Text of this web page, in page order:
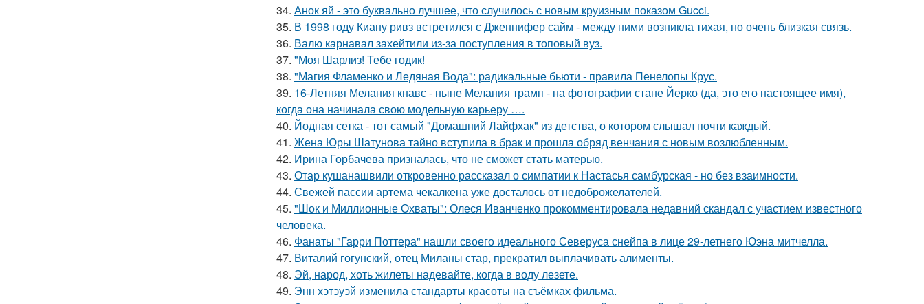
34. Анок яй - это буквально лучшее, что случилось с новым круизным показом Gucci.
35. В 1998 году Киану ривз встретился с Дженнифер сайм - между ними возникла тихая, но очень близкая связь.
36. Валю карнавал захейтили из-за поступления в топовый вуз.
37. "Моя Шарлиз! Тебе годик!
38. "Магия Фламенко и Ледяная Вода": радикальные бьюти - правила Пенелопы Крус.
39. 16-Летняя Мелания кнавс - ныне Мелания трамп - на фотографии стане Йерко (да, это его настоящее имя),
когда она начинала свою модельную карьеру ….
40. Йодная сетка - тот самый "Домашний Лайфхак" из детства, о котором слышал почти каждый.
41. Жена Юры Шатунова тайно вступила в брак и прошла обряд венчания с новым возлюбленным.
42. Ирина Горбачева призналась, что не сможет стать матерью.
43. Отар кушанашвили откровенно рассказал о симпатии к Настасья самбурская - но без взаимности.
44. Свежей пассии артема чекалкена уже досталось от недоброжелателей.
45. "Шок и Миллионные Охваты": Олеся Иванченко прокомментировала недавний скандал с участием известного
человека.
46. Фанаты "Гарри Поттера" нашли своего идеального Северуса снейпа в лице 29-летнего Юэна митчелла.
47. Виталий гогунский, отец Миланы стар, прекратил выплачивать алименты.
48. Эй, народ, хоть жилеты надевайте, когда в воду лезете.
49. Энн хэтэуэй изменила стандарты красоты на съёмках фильма.